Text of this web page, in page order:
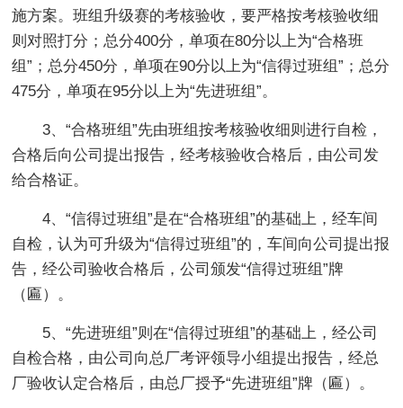
施方案。班组升级赛的考核验收，要严格按考核验收细
则对照打分；总分400分，单项在80分以上为“合格班
组”；总分450分，单项在90分以上为“信得过班组”；总分
475分，单项在95分以上为“先进班组”。
3、“合格班组”先由班组按考核验收细则进行自检，
合格后向公司提出报告，经考核验收合格后，由公司发
给合格证。
4、“信得过班组”是在“合格班组”的基础上，经车间
自检，认为可升级为“信得过班组”的，车间向公司提出报
告，经公司验收合格后，公司颁发“信得过班组”牌
（匾）。
5、“先进班组”则在“信得过班组”的基础上，经公司
自检合格，由公司向总厂考评领导小组提出报告，经总
厂验收认定合格后，由总厂授予“先进班组”牌（匾）。